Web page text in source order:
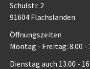
Schulstr. 2
91604 Flachslanden
Öffnungszeiten
Montag - Freitag: 8.00 -
Dienstag auch 13.00 -